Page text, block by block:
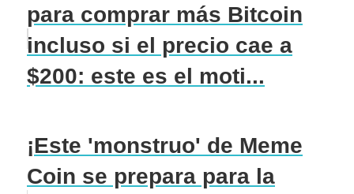
para comprar más Bitcoin
incluso si el precio cae a
$200: este es el moti...
¡Este 'monstruo' de Meme
Coin se prepara para la